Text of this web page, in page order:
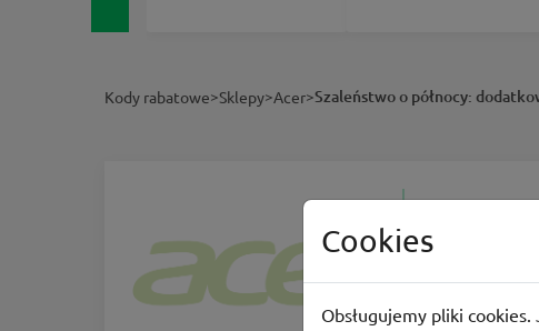
Kody rabatowe>Sklepy>Acer>Szaleństwo o północy:
Acer
Acer
Cookies
Obsługujemy pliki